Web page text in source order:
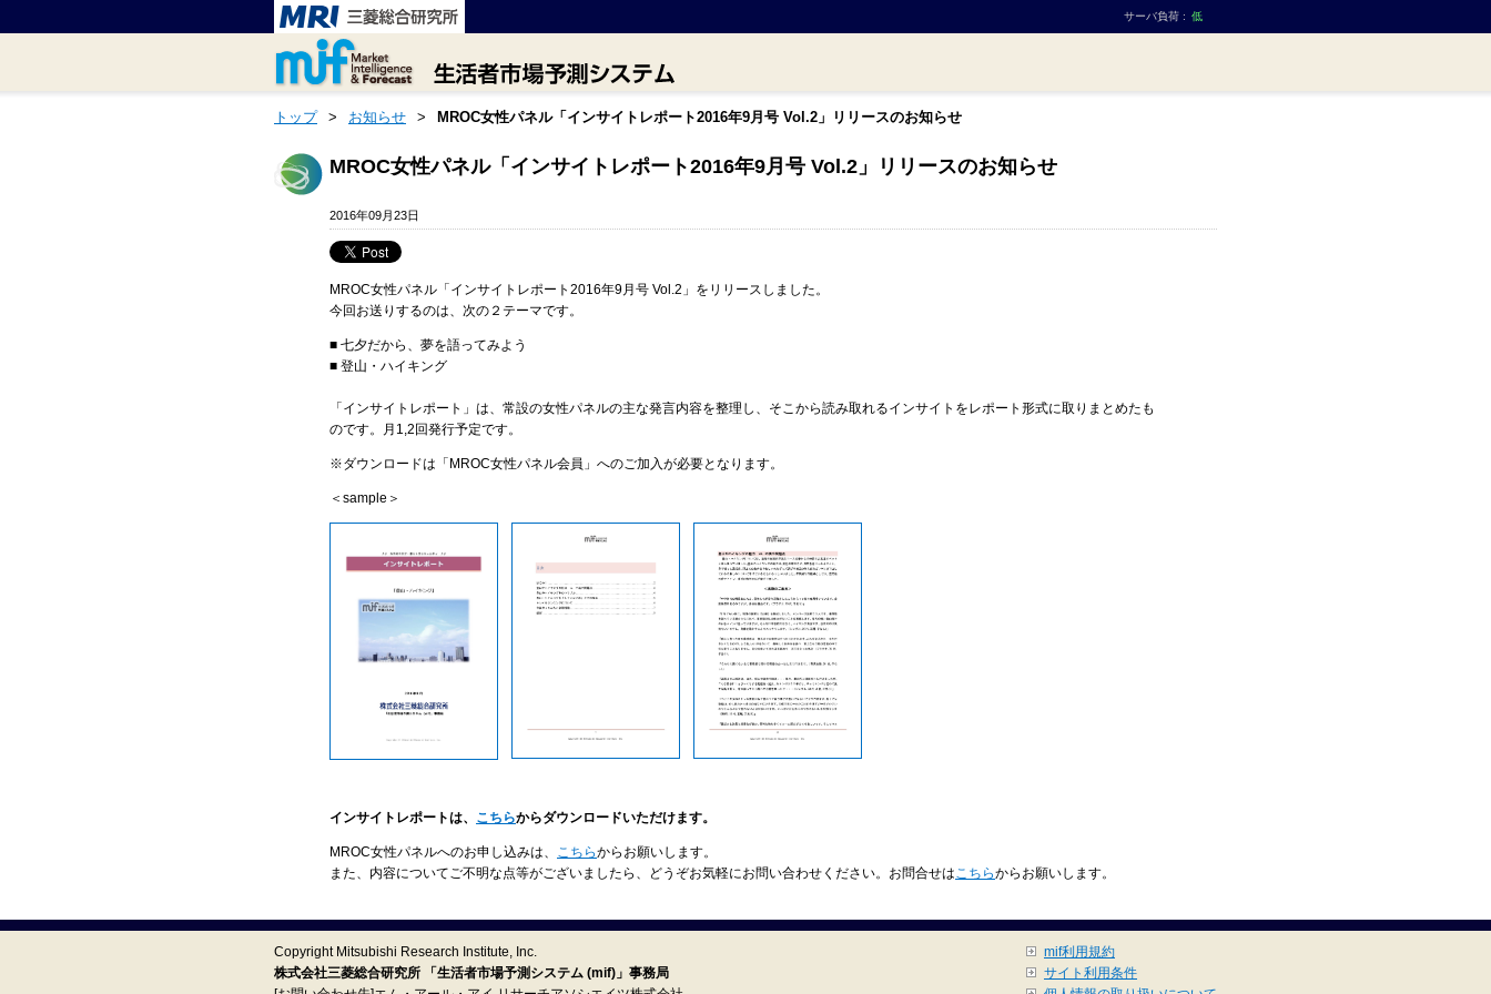
サーバ負荷 : 低
トップ > お知らせ > MROC女性パネル「インサイトレポート2016年9月号 Vol.2」リリースのお知らせ
MROC女性パネル「インサイトレポート2016年9月号 Vol.2」リリースのお知らせ
2016年09月23日
MROC女性パネル「インサイトレポート2016年9月号 Vol.2」をリリースしました。
今回お送りするのは、次の２テーマです。
■ 七夕だから、夢を語ってみよう
■ 登山・ハイキング
「インサイトレポート」は、常設の女性パネルの主な発言内容を整理し、そこから読み取れるインサイトをレポート形式に取りまとめたも
のです。月1,2回発行予定です。
※ダウンロードは「MROC女性パネル会員」へのご加入が必要となります。
＜sample＞
インサイトレポートは、 こちらからダウンロードいただけます。
MROC女性パネルへのお申し込みは、 こちらからお願いします。
また、内容についてご不明な点等がございましたら、どうぞお気軽にお問い合わせください。お問合せはこちらからお願いします。
Copyright Mitsubishi Research Institute, Inc.
株式会社三菱総合研究所 「生活者市場予測システム (mif)」事務局
mif利用規約
サイト利用条件